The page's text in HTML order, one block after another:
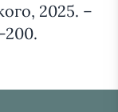
2025. –
200.